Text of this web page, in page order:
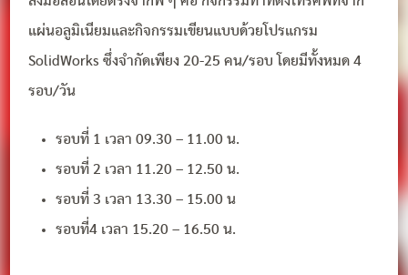
แผ่นอลูมิเนียมและกิจกรรมเขียนแบบด้วยโปรแกรม
SolidWorks ซึ่งจำกัดเพียง 20-25 คน/รอบ โดยมีทั้งหมด 4
รอบ/วัน
รอบที่ 1 เวลา 09.30 – 11.00 น.
รอบที่ 2 เวลา 11.20 – 12.50 น.
รอบที่ 3 เวลา 13.30 – 15.00 น
รอบที่4 เวลา 15.20 – 16.50 น.